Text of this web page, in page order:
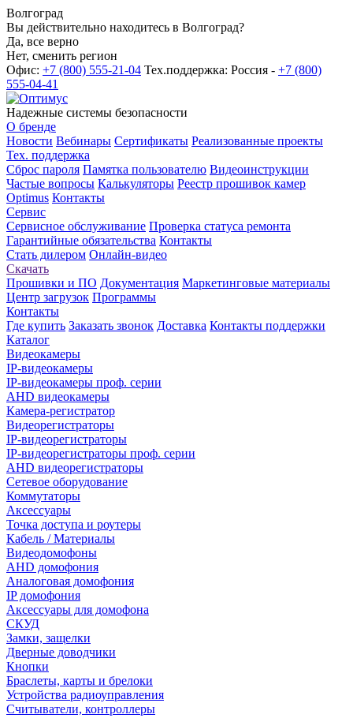
Волгоград
Вы действительно находитесь в Волгоград?
Да, все верно
Нет, сменить регион
Офис: +7 (800) 555-21-04 Тех.поддержка: Россия - +7 (800)
555-04-41
Надежные системы безопасности
О бренде
Новости Вебинары Сертификаты Реализованные проекты
Тех. поддержка
Сброс пароля Памятка пользователю Видеоинструкции
Частые вопросы Калькуляторы Реестр прошивок камер
Optimus Контакты
Сервис
Сервисное обслуживание Проверка статуса ремонта
Гарантийные обязательства Контакты
Стать дилером Онлайн-видео
Скачать
Прошивки и ПО Документация Маркетинговые материалы
Центр загрузок Программы
Контакты
Где купить Заказать звонок Доставка Контакты поддержки
Каталог
Видеокамеры
IP-видеокамеры
IP-видеокамеры проф. серии
AHD видеокамеры
Камера-регистратор
Видеорегистраторы
IP-видеорегистраторы
IP-видеорегистраторы проф. серии
AHD видеорегистраторы
Сетевое оборудование
Коммутаторы
Аксессуары
Точка доступа и роутеры
Кабель / Материалы
Видеодомофоны
AHD домофония
Аналоговая домофония
IP домофония
Аксессуары для домофона
СКУД
Замки, защелки
Дверные доводчики
Кнопки
Браслеты, карты и брелоки
Устройства радиоуправления
Считыватели, контроллеры